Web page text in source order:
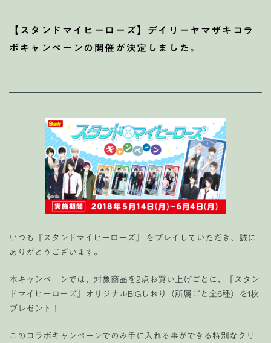
【スタンドマイヒーローズ】デイリーヤマザキコラ
ボキャンペーンの開催が決定しました。
いつも『スタンドマイヒーローズ』 をプレイしていただき、誠に
ありがとうございます。
本キャンペーンでは、対象商品を2点お買い上げごとに、『スタン
ドマイヒーローズ』オリジナルBIGしおり（所属ごと全6種）を1枚
プレゼント！
このコラボキャンペーンでのみ手に入れる事ができる特別なクリ